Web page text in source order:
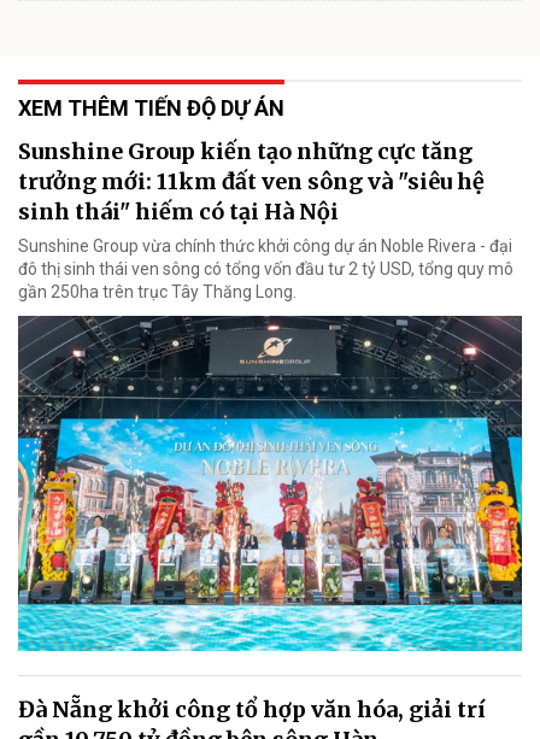
XEM THÊM TIẾN ĐỘ DỰ ÁN
Sunshine Group kiến tạo những cực tăng
trưởng mới: 11km đất ven sông và "siêu hệ
sinh thái" hiếm có tại Hà Nội
Sunshine Group vừa chính thức khởi công dự án Noble Rivera - đại
đô thị sinh thái ven sông có tổng vốn đầu tư 2 tỷ USD, tổng quy mô
gần 250ha trên trục Tây Thăng Long.
Đà Nẵng khởi công tổ hợp văn hóa, giải trí